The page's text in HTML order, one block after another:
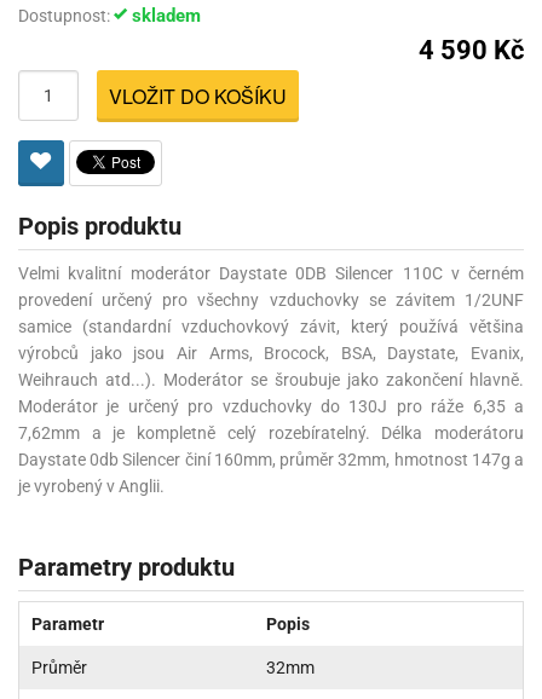
Dostupnost:
skladem
4 590 Kč
VLOŽIT DO KOŠÍKU
Popis produktu
Velmi kvalitní moderátor Daystate 0DB Silencer 110C v černém
provedení určený pro všechny vzduchovky se závitem 1/2UNF
samice (standardní vzduchovkový závit, který používá většina
výrobců jako jsou Air Arms, Brocock, BSA, Daystate, Evanix,
Weihrauch atd...). Moderátor se šroubuje jako zakončení hlavně.
Moderátor je určený pro vzduchovky do 130J pro ráže 6,35 a
7,62mm a je kompletně celý rozebíratelný. Délka moderátoru
Daystate 0db Silencer činí 160mm, průměr 32mm, hmotnost 147g a
je vyrobený v Anglii.
Parametry produktu
Parametr Popis
Průměr 32mm